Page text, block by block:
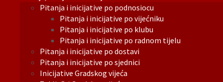
Pitanja i inicijative po podnosiocu
Pitanja i inicijative po vijećniku
Pitanja i inicijative po klubu
Pitanja i inicijative po radnom tijelu
Pitanja i inicijative po dostavi
Pitanja i inicijative po sjednici
Inicijative Gradskog vijeća